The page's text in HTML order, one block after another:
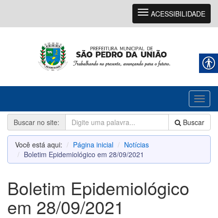
Navegação
ACESSIBILIDADE
Buscar no site:
Buscar
Você está aqui: Página inicial
Notícias
Boletim Epidemiológico em 28/09/2021
Boletim Epidemiológico
em 28/09/2021